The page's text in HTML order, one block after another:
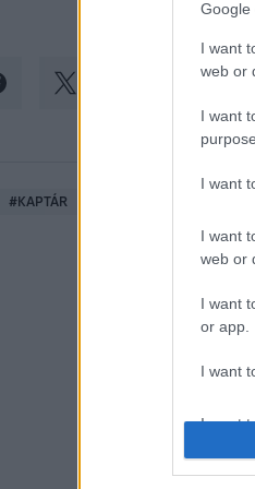
Google
I want
web or
I want
I want
I want
web or
I want
or app.
I want
I want
#KAPTÁR